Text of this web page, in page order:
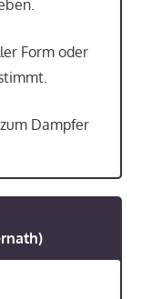
Form oder
Dampfer